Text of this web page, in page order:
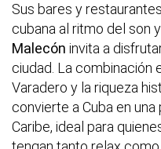
Sus bares y
cubana al ritmo del son
Malecón invita a
ciudad. La combinación
Varadero y la riqueza
convierte a Cuba en
Caribe, ideal para